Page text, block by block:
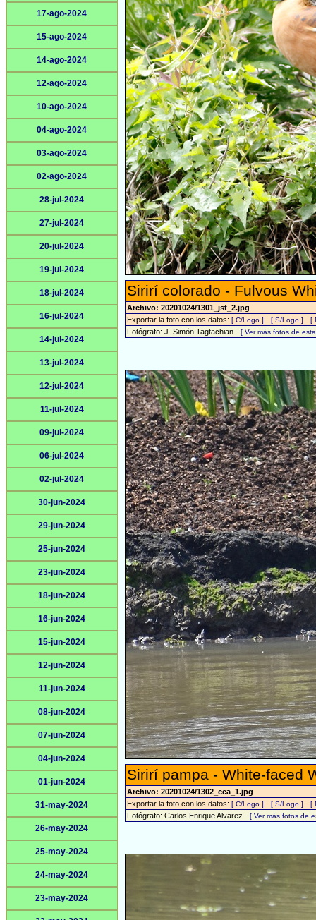
17-ago-2024
15-ago-2024
14-ago-2024
12-ago-2024
10-ago-2024
04-ago-2024
03-ago-2024
02-ago-2024
28-jul-2024
27-jul-2024
20-jul-2024
19-jul-2024
18-jul-2024
16-jul-2024
14-jul-2024
13-jul-2024
12-jul-2024
11-jul-2024
09-jul-2024
06-jul-2024
02-jul-2024
30-jun-2024
29-jun-2024
25-jun-2024
23-jun-2024
18-jun-2024
16-jun-2024
15-jun-2024
12-jun-2024
11-jun-2024
08-jun-2024
07-jun-2024
04-jun-2024
01-jun-2024
31-may-2024
26-may-2024
25-may-2024
24-may-2024
23-may-2024
Sirirí colorado - Fulvous
Archivo: 20201024/1301_jst_2.jpg
Exportar la foto con los datos: [ C/Logo ] - [ S/Logo ] - [
Fotógrafo: J. Simón Tagtachian - [ Ver más fotos de
Sirirí pampa - White-faced
Archivo: 20201024/1302_cea_1.jpg
Exportar la foto con los datos: [ C/Logo ] - [ S/Logo ] - [
Fotógrafo: Carlos Enrique Alvarez - [ Ver más fotos de